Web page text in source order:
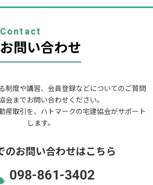
Contact
お問い合わせ
制度や講習、会員登録などについてのご質問
会までお問い合わせください。
産取引を、ハトマークの宅建協会がサポート
します。
のお問い合わせはこちら
098-861-3402